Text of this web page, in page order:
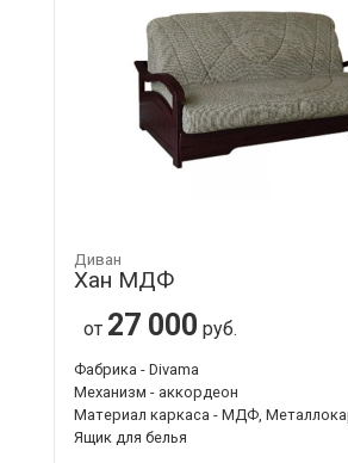
Диван
Хан МДФ
от 27 000 руб.
Фабрика - Divama
Механизм - аккордеон
Материал каркаса - МДФ,
Ящик для белья